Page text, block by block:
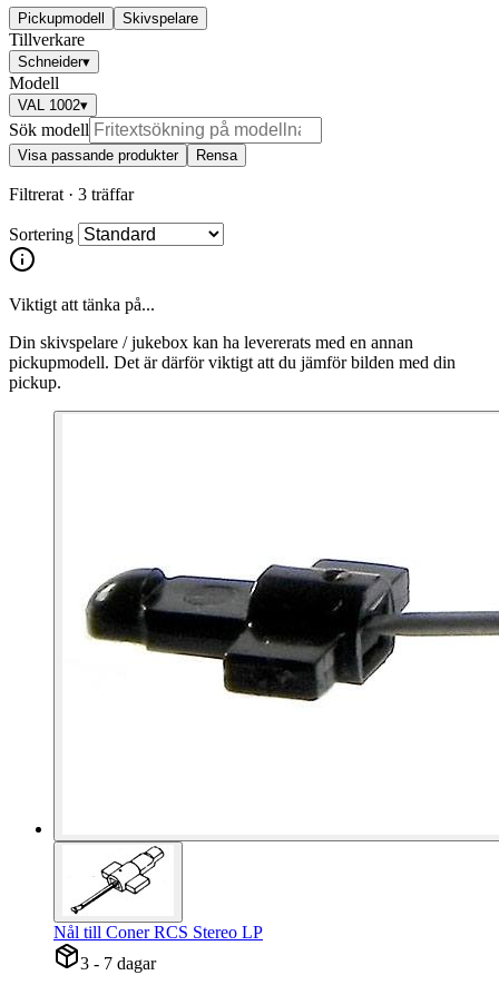
Pickupmodell Skivspelare
Tillverkare
Schneider▾
Modell
VAL 1002▾
Sök modell
Visa passande produkter Rensa
Filtrerat · 3 träffar
Sortering
Viktigt att tänka på...
Din skivspelare / jukebox kan ha levererats med en annan
pickupmodell. Det är därför viktigt att du jämför bilden med din
pickup.
Nål till Coner RCS Stereo LP
3 - 7 dagar